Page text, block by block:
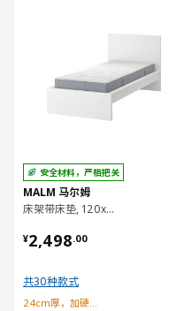
安全材料，严格把关
MALM 马尔姆
床架带床垫, 120x200 厘米
¥2,498.00
¥ 2498.00
共30种款式
24cm厚，加硬型弹簧床垫